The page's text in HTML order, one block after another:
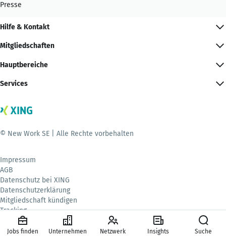
Presse
Hilfe & Kontakt
Mitgliedschaften
Hauptbereiche
Services
© New Work SE | Alle Rechte vorbehalten
Impressum
AGB
Datenschutz bei XING
Datenschutzerklärung
Mitgliedschaft kündigen
Tracking
Mitgliedschaften widerrufen
Jobs finden Unternehmen Netzwerk Insights Suche